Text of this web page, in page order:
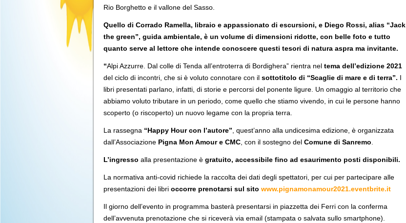
Rio Borghetto e il vallone del Sasso.
Quello di Corrado Ramella, libraio e appassionato di escursioni, e Diego Rossi, alias “Jack
the green”, guida ambientale, è un volume di dimensioni ridotte, con belle foto e tutto
quanto serve al lettore che intende conoscere questi tesori di natura aspra ma invitante.
“Alpi Azzurre. Dal colle di Tenda all’entroterra di Bordighera” rientra nel tema dell’edizione 2021
del ciclo di incontri, che si è voluto connotare con il sottotitolo di “Scaglie di mare e di terra”. I
libri presentati parlano, infatti, di storie e percorsi del ponente ligure. Un omaggio al territorio che
abbiamo voluto tributare in un periodo, come quello che stiamo vivendo, in cui le persone hanno
scoperto (o riscoperto) un nuovo legame con la propria terra.
La rassegna “Happy Hour con l’autore” , quest’anno alla undicesima edizione, è organizzata
dall’Associazione Pigna Mon Amour e CMC , con il sostegno del Comune di Sanremo
L’ingresso alla presentazione è gratuito, accessibile fino ad esaurimento posti disponibili.
La normativa anti-covid richiede la raccolta dei dati degli spettatori, per cui per partecipare alle
presentazioni dei libri occorre prenotarsi sul sito www.pignamonamour2021.eventbrite.it
Il giorno dell’evento in programma basterà presentarsi in piazzetta dei Ferri con la conferma
dell’avvenuta prenotazione che si riceverà via email (stampata o salvata sullo smartphone).